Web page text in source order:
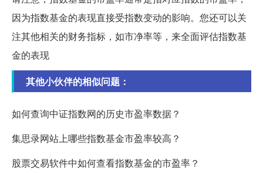
因为指数基金的表现直接受指数变动的影响。您还可以关
注其他相关的财务指标，如市净率等，来全面评估指数基
金的表现
其他小伙伴的相似问题：
如何查询中证指数网的历史市盈率数据？
集思录网站上哪些指数基金市盈率较高？
股票交易软件中如何查看指数基金的市盈率？